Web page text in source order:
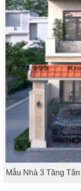
Mẫu Nhà 3 Tầng